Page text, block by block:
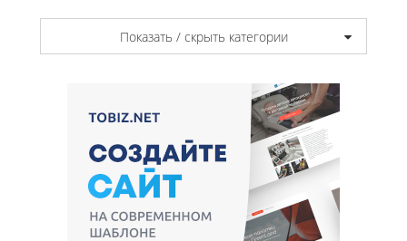
Показать / скрыть категории